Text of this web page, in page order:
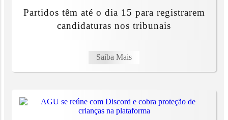
Partidos têm até o dia 15 para registrarem
candidaturas nos tribunais
Saiba Mais